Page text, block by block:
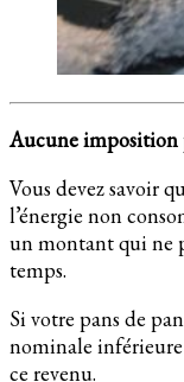
Aucune imposition
Vous devez savoir
l’énergie non
un montant qui ne
temps.
Si votre pans de
nominale inférieure
ce revenu.